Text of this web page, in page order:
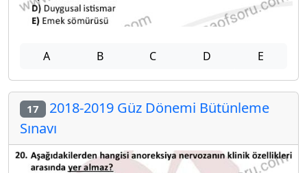
A B C D E
17 2018-2019 Güz Dönemi Bütünleme
Sınavı